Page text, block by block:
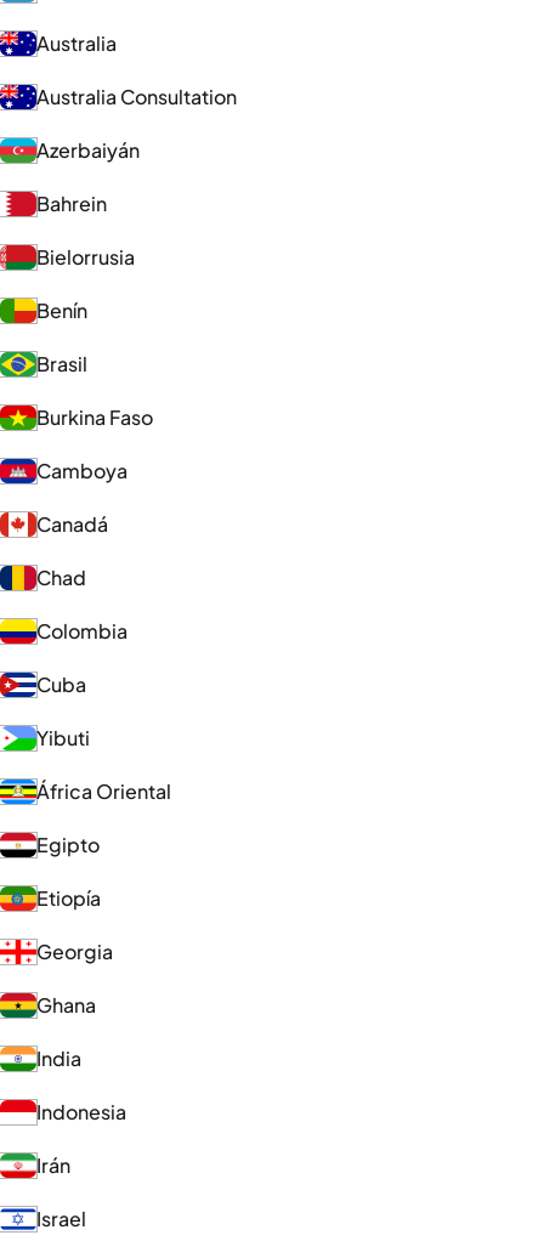
Australia
Australia Consultation
Azerbaiyán
Bahrein
Bielorrusia
Benín
Brasil
Burkina Faso
Camboya
Canadá
Chad
Colombia
Cuba
Yibuti
África Oriental
Egipto
Etiopía
Georgia
Ghana
India
Indonesia
Irán
Israel